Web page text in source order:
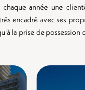
année une
encadré avec ses
la prise de possession